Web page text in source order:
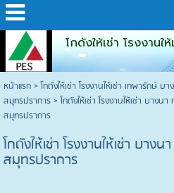
โกดังให้เช่า โรงงาน
หน้าแรก>โกดังให้เช่า โรงงานให้เช่า เทพารักษ์
สมุทรปราการ>โกดังให้เช่า โรงงานให้เช่า บางน
สมุทรปราการ
โกดังให้เช่า โรงงานให้เช่า บาง
สมุทรปราการ